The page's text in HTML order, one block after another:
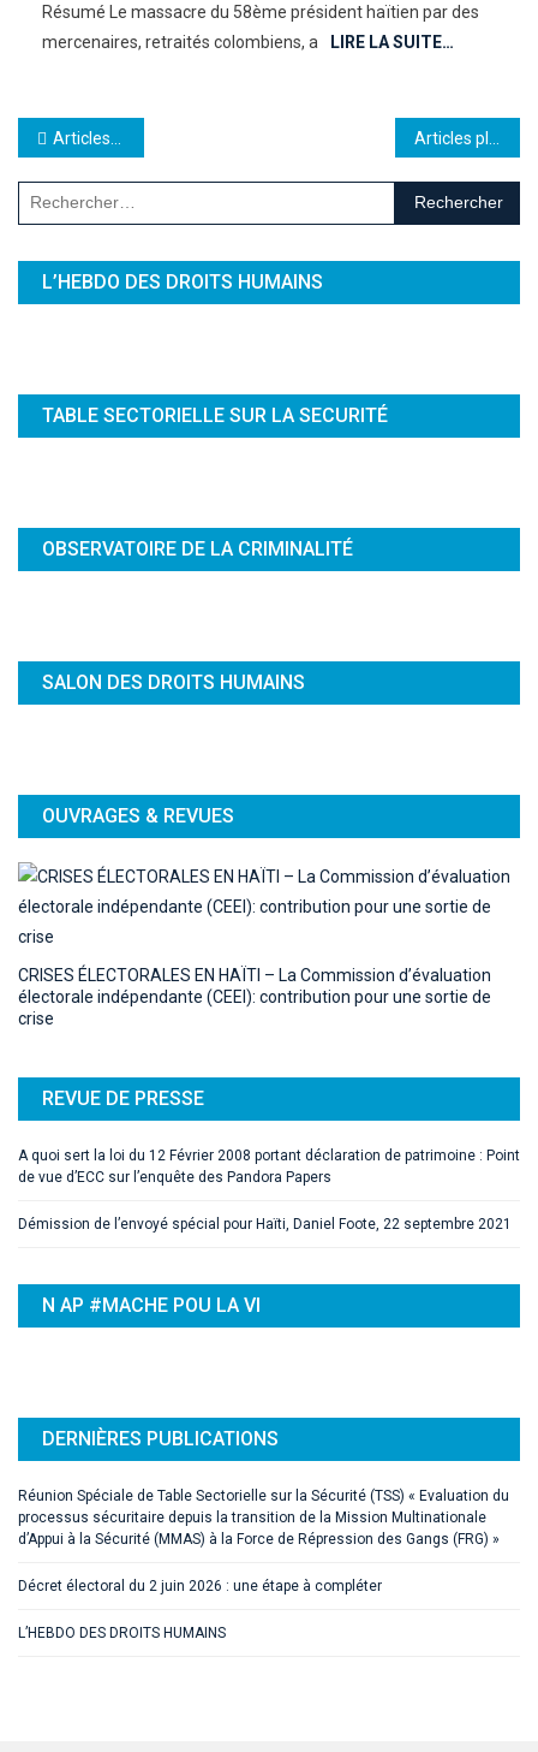
Résumé Le massacre du 58ème président haïtien par des
mercenaires, retraités colombiens, a
LIRE LA SUITE…
Navigation des articles
Articles plus anciens
Rechercher :
L’HEBDO DES DROITS HUMAINS
TABLE SECTORIELLE SUR LA SECURITÉ
OBSERVATOIRE DE LA CRIMINALITÉ
SALON DES DROITS HUMAINS
OUVRAGES & REVUES
CRISES ÉLECTORALES EN HAÏTI – La Commission d’évaluation
électorale indépendante (CEEI): contribution pour une sortie de
crise
REVUE DE PRESSE
A quoi sert la loi du 12 Février 2008 portant déclaration de patrimoine : Point
de vue d’ECC sur l’enquête des Pandora Papers
Démission de l’envoyé spécial pour Haïti, Daniel Foote, 22 septembre 2021
N AP #MACHE POU LA VI
DERNIÈRES PUBLICATIONS
Réunion Spéciale de Table Sectorielle sur la Sécurité (TSS) « Evaluation du
processus sécuritaire depuis la transition de la Mission Multinationale
d’Appui à la Sécurité (MMAS) à la Force de Répression des Gangs (FRG) »
Décret électoral du 2 juin 2026 : une étape à compléter
L’HEBDO DES DROITS HUMAINS